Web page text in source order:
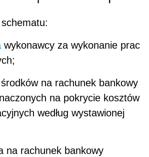
wykonawcy za wykonanie prac
na rachunek bankowy
na pokrycie kosztów
według wystawionej
na rachunek bankowy